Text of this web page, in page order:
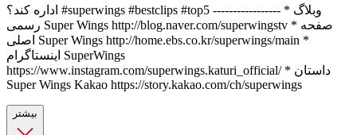
اداره کند؟ #superwings #bestclips #top5 ----------------- * وبلاگ
رسمی Super Wings http://blog.naver.com/superwingstv * صفحه
اصلی Super Wings http://home.ebs.co.kr/superwings/main *
اینستاگرام SuperWings
https://www.instagram.com/superwings.katuri_official/ * داستان
Super Wings Kakao https://story.kakao.com/ch/superwings
بیشتر